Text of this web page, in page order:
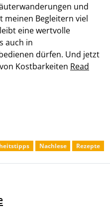
und
meinen Begleitern viel
eine wertvolle
auch in
dürfen. Und jetzt
Kostbarkeiten Read
Nachlese Rezepte